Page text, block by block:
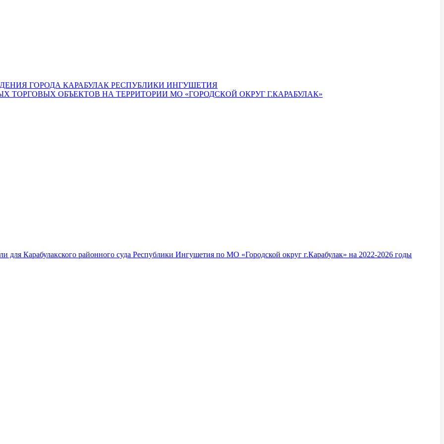
ГОРОДА КАРАБУЛАК РЕСПУБЛИКИ ИНГУШЕТИЯ
ОБЪЕКТОВ НА ТЕРРИТОРИИ МО «ГОРОДСКОЙ ОКРУГ Г.КАРАБУЛАК»
для Карабулакского районного суда Республики Ингушетия по МО «Городской округ г.Карабулак» на 2022-2026 годы